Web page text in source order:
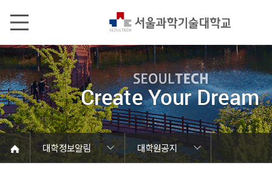
대학정보알림
대학원공지
대학정보알림
정보공개
정보서비스안내
온라인민원센터
청렴행정
갑질신고센터
유실물 센터
SEOULTECH광장
대학공지사항
학사공지
장학공지
대학원공지
취업공지
대학입찰
채용정보
공모/외부행사
등록금심의위원회
코로나바이러스19 대응안내
재정위원회